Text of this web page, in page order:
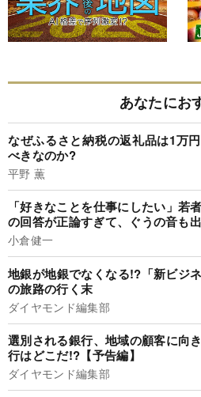
あなたにお
なぜふるさと納税の返礼品は1万
べきなのか?
平野 薫
「好きなことを仕事にしたい」若
の回答が正論すぎて、ぐうの音も
小倉健一
地銀が地銀でなくなる!?「新ビジ
の旅路の行く末
ダイヤモンド編集部
選別される銀行、地域の顧客に向
行はどこだ!?【予告編】
ダイヤモンド編集部